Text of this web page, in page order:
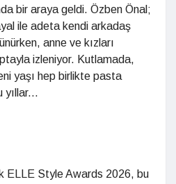
bir araya geldi. Özben Önal;
ile adeta kendi arkadaş
anne ve kızları
izleniyor. Kutlamada,
yaşı hep birlikte pasta
yıllar...
ELLE Style Awards 2026, bu